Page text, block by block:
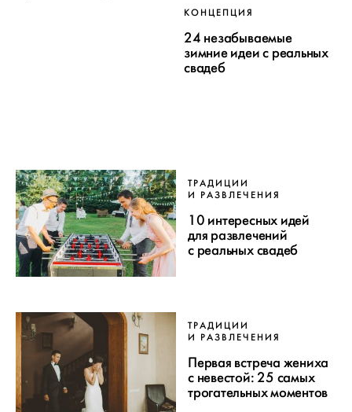
КОНЦЕПЦИЯ
24 незабываемые
зимние идеи с реальных
свадеб
ТРАДИЦИИ
И РАЗВЛЕЧЕНИЯ
10 интересных идей
для развлечений
с реальных свадеб
ТРАДИЦИИ
И РАЗВЛЕЧЕНИЯ
Первая встреча жениха
с невестой: 25 самых
трогательных моментов